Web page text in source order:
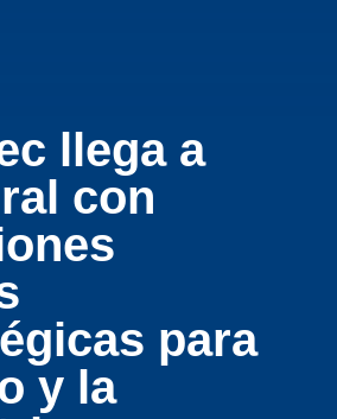
llega a
con
para
y la